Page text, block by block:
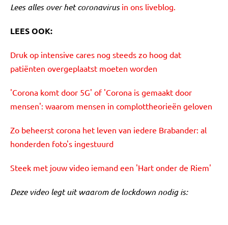
Lees alles over het coronavirus in ons liveblog.
LEES OOK:
Druk op intensive cares nog steeds zo hoog dat
patiënten overgeplaatst moeten worden
'Corona komt door 5G' of 'Corona is gemaakt door
mensen': waarom mensen in complottheorieën geloven
Zo beheerst corona het leven van iedere Brabander: al
honderden foto's ingestuurd
Steek met jouw video iemand een 'Hart onder de Riem'
Deze video legt uit waarom de lockdown nodig is: